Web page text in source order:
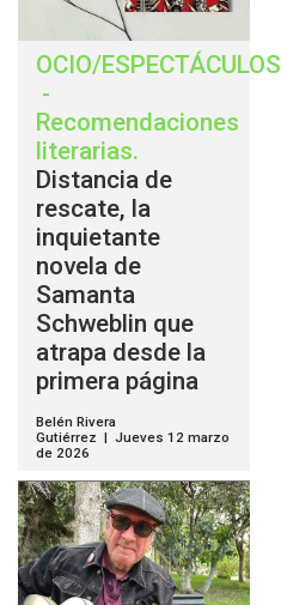
OCIO/ESPECTÁCULOS
-
Recomendaciones
literarias.
Distancia de
rescate, la
inquietante
novela de
Samanta
Schweblin que
atrapa desde la
primera página
Belén Rivera
Gutiérrez | Jueves 12 marzo
de 2026